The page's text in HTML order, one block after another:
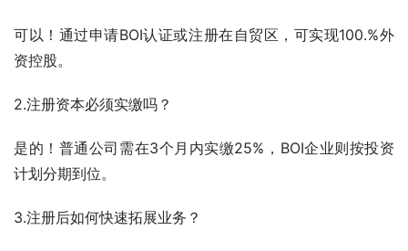
可以！通过申请BOI认证或注册在自贸区，可实现100.%外
资控股。
2.注册资本必须实缴吗？
是的！普通公司需在3个月内实缴25%，BOI企业则按投资
计划分期到位。
3.注册后如何快速拓展业务？